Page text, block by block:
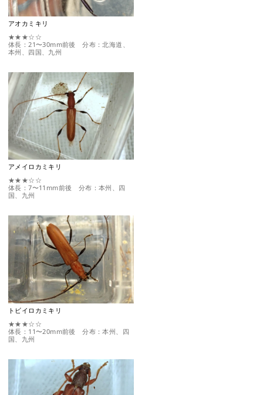
アオカミキリ
★★★☆☆
体長：21〜30mm前後 分布：北海道、
本州、四国、九州
アメイロカミキリ
★★★☆☆
体長：7〜11mm前後 分布：本州、四
国、九州
トビイロカミキリ
★★★☆☆
体長：11〜20mm前後 分布：本州、四
国、九州